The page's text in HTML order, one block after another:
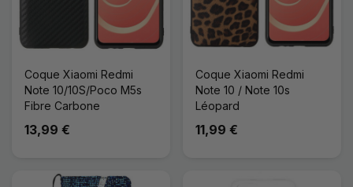
Coque Xiaomi Redmi
Note 10/10S/Poco M5s
Fibre Carbone
13,99 €
Coque Xiaomi Redmi
Note 10 / Note 10s
Léopard
11,99 €